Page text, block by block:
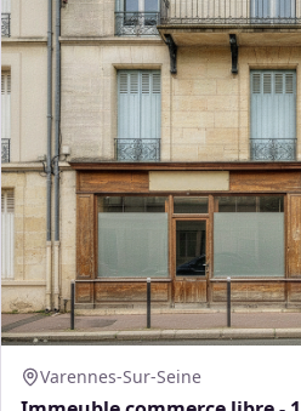
Varennes-Sur-Seine